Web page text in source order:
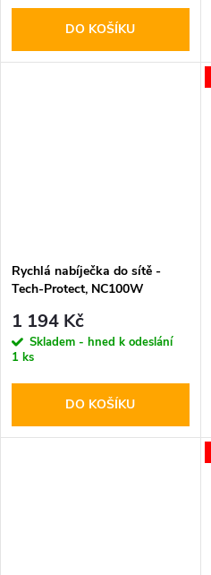
DO KOŠÍKU
Rychlá nabíječka do sítě -
Tech-Protect, NC100W
1 194 Kč
Skladem - hned k odeslání
1 ks
DO KOŠÍKU